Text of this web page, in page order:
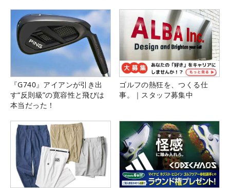
『G740』アイアンが引き出
す“反則級”の寛容性と飛びは
本当だった！
ゴルフの熱狂を、つくる仕
事。｜スタッフ募集中